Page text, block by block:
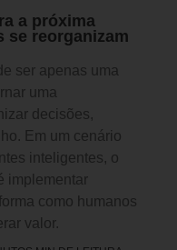
a próxima
se reorganizam
ser apenas uma
uma
decisões,
Em um cenário
inteligentes, o
implementar
como humanos
valor.